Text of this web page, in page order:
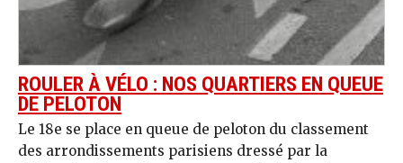
ROULER À VÉLO : NOS QUARTIERS EN QUEUE
DE PELOTON
Le 18e se place en queue de peloton du classement
des arrondissements parisiens dressé par la